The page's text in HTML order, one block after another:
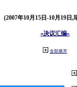
(2007年10月15日-10月19日,
«决议汇编»
全部展开